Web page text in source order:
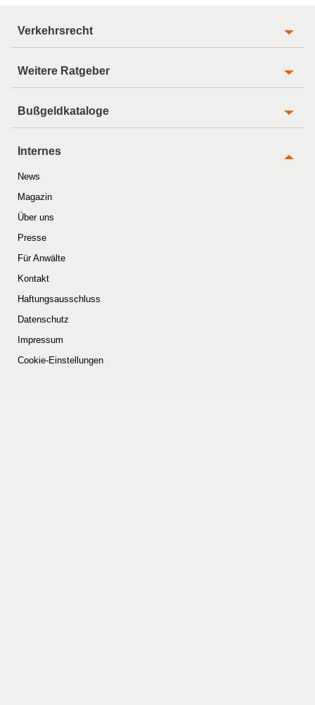
Verkehrsrecht
Weitere Ratgeber
Bußgeldkataloge
Internes
News
Magazin
Über uns
Presse
Für Anwälte
Kontakt
Haftungsausschluss
Datenschutz
Impressum
Cookie-Einstellungen